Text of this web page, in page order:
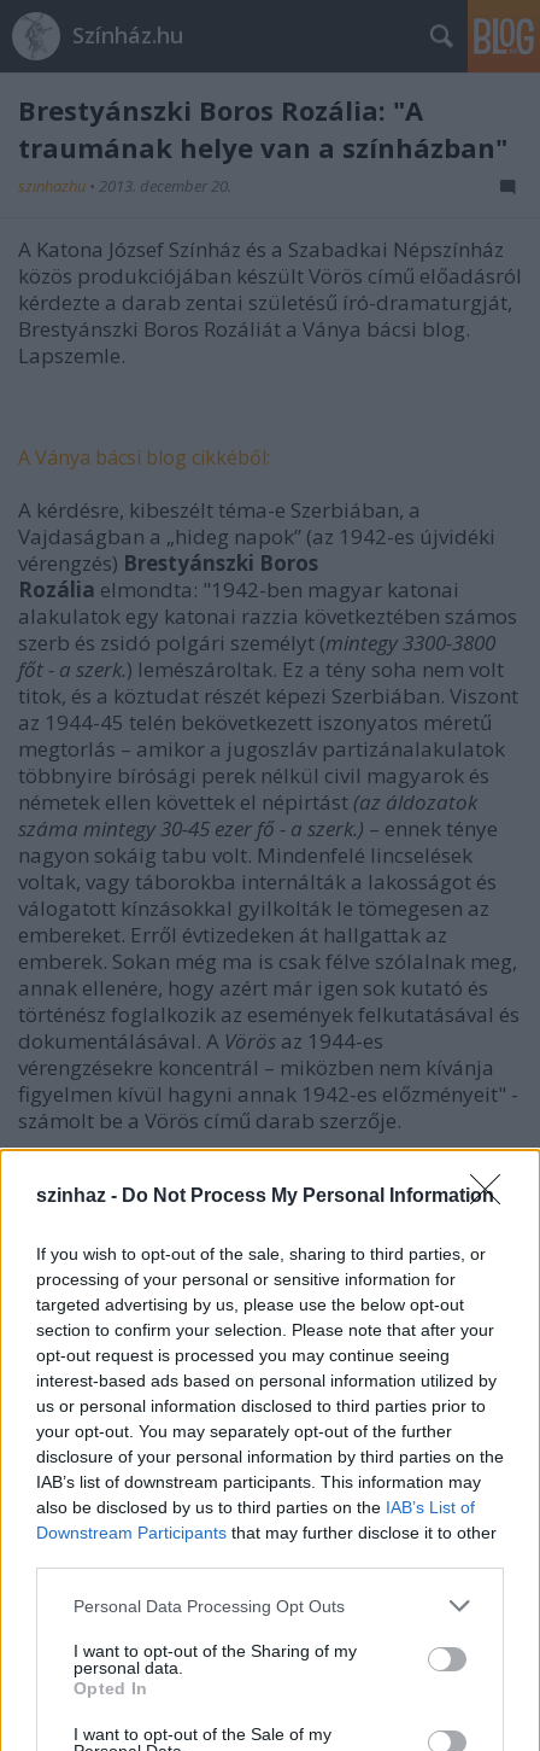
szinhaz - Do Not Process My Personal Information
If you wish to opt-out of the sale, sharing to third parties, or
processing of your personal or sensitive information for
targeted advertising by us, please use the below opt-out
section to confirm your selection. Please note that after your
opt-out request is processed you may continue seeing
interest-based ads based on personal information utilized by
us or personal information disclosed to third parties prior to
your opt-out. You may separately opt-out of the further
disclosure of your personal information by third parties on the
IAB’s list of downstream participants. This information may
also be disclosed by us to third parties on the IAB’s List of
Downstream Participants that may further disclose it to other
Please note that this website/app uses one or more Google
not limited to your visit or usage behaviour. You may click to
grant or deny consent to Google and its third-party tags to
use your data for below specified purposes in below Google
consent section.
Personal Data Processing Opt Outs
I want to opt-out of the Sharing of my
personal data.
Opted In
I want to opt-out of the Sale of my
Színház.hu
Brestyánszki Boros Rozália: "A
traumának helye van a színházban"
szinhazhu • 2013. december 20.
A Katona József Színház és a Szabadkai Népszínház
közös produkciójában készült Vörös című előadásról
kérdezte a darab zentai születésű író-dramaturgját,
Brestyánszki Boros Rozáliát a Ványa bácsi blog.
Lapszemle.
A Ványa bácsi blog cikkéből:
A kérdésre, kibeszélt téma-e Szerbiában, a
Vajdaságban a „hideg napok” (az 1942-es újvidéki
vérengzés) Brestyánszki Boros
Rozália elmondta: "1942-ben magyar katonai
alakulatok egy katonai razzia következtében számos
szerb és zsidó polgári személyt (mintegy 3300-3800
főt - a szerk.) lemészároltak. Ez a tény soha nem volt
titok, és a köztudat részét képezi Szerbiában. Viszont
az 1944-45 telén bekövetkezett iszonyatos méretű
megtorlás – amikor a jugoszláv partizánalakulatok
többnyire bírósági perek nélkül civil magyarok és
németek ellen követtek el népirtást (az áldozatok
száma mintegy 30-45 ezer fő - a szerk.) – ennek ténye
nagyon sokáig tabu volt. Mindenfelé lincselések
voltak, vagy táborokba internálták a lakosságot és
válogatott kínzásokkal gyilkolták le tömegesen az
embereket. Erről évtizedeken át hallgattak az
emberek. Sokan még ma is csak félve szólalnak meg,
annak ellenére, hogy azért már igen sok kutató és
történész foglalkozik az események felkutatásával és
dokumentálásával. A Vörös az 1944-es
vérengzésekre koncentrál – miközben nem kívánja
figyelmen kívül hagyni annak 1942-es előzményeit" -
számolt be a Vörös című darab szerzője.
Fotó: Szilágyi Nándor, vanyabacsi.blog.hu
Brestyánszki Boros Rozáliaelmesélte,Máté Gábor, az
előadás rendezőjének felkérésére kezdett foglalkozni
forrásból, vallomásokból mondatról mondatra